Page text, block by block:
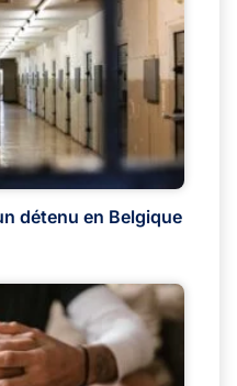
détenu en Belgique